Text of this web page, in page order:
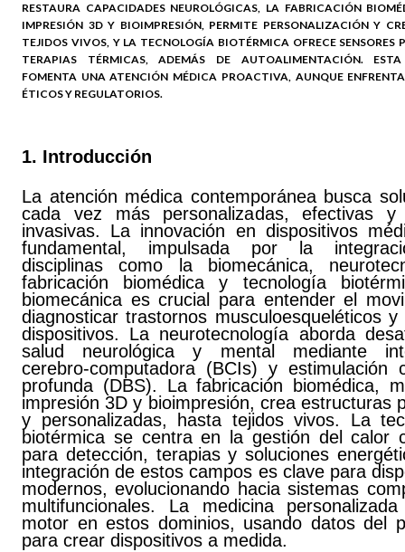
RESTAURA CAPACIDADES NEUROLÓGICAS, LA FABRICACIÓN
IMPRESIÓN 3D Y BIOIMPRESIÓN, PERMITE PERSONALIZACIÓN Y
TEJIDOS VIVOS, Y LA TECNOLOGÍA BIOTÉRMICA OFRECE SENSORES
TERAPIAS TÉRMICAS, ADEMÁS DE AUTOALIMENTACIÓN. ESTA
FOMENTA UNA ATENCIÓN MÉDICA PROACTIVA, AUNQUE
ÉTICOS Y REGULATORIOS.
1. Introducción
La atención médica contemporánea busca
cada vez más personalizadas, efectivas y
invasivas. La innovación en dispositivos
fundamental, impulsada por la
disciplinas como la biomecánica,
fabricación biomédica y tecnología
biomecánica es crucial para entender el
diagnosticar trastornos musculoesqueléticos y
dispositivos. La neurotecnología aborda
salud neurológica y mental mediante
cerebro-computadora (BCIs) y estimulación
profunda (DBS). La fabricación biomédica,
impresión 3D y bioimpresión, crea estructuras
y personalizadas, hasta tejidos vivos. La
biotérmica se centra en la gestión del calor
para detección, terapias y soluciones
integración de estos campos es clave para
modernos, evolucionando hacia sistemas
multifuncionales. La medicina
motor en estos dominios, usando datos del
para crear dispositivos a medida.